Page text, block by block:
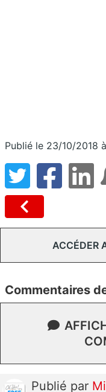
Publié le 23/10/2018
ACCÉDER
Commentaires
Publié par